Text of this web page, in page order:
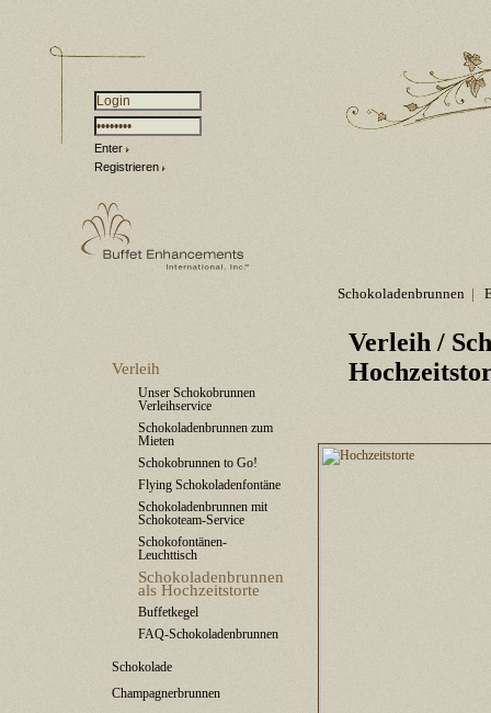
Enter
Registrieren
Verleih
Unser Schokobrunnen
Verleihservice
Schokoladenbrunnen zum
Mieten
Schokobrunnen to Go!
Flying Schokoladenfontäne
Schokoladenbrunnen mit
Schokoteam-Service
Schokofontänen-
Leuchttisch
Schokoladenbrunnen
als Hochzeitstorte
Buffetkegel
FAQ-Schokoladenbrunnen
Schokolade
Champagnerbrunnen
Schokoladenbrunnen |
Verleih /